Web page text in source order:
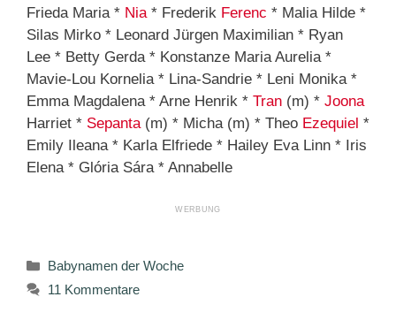
Frieda Maria * Nia * Frederik Ferenc * Malia Hilde *
Silas Mirko * Leonard Jürgen Maximilian * Ryan
Lee * Betty Gerda * Konstanze Maria Aurelia *
Mavie-Lou Kornelia * Lina-Sandrie * Leni Monika *
Emma Magdalena * Arne Henrik * Tran (m) * Joona
Harriet * Sepanta (m) * Micha (m) * Theo Ezequiel *
Emily Ileana * Karla Elfriede * Hailey Eva Linn * Iris
Elena * Glória Sára * Annabelle
Kategorien
Babynamen der Woche
11 Kommentare